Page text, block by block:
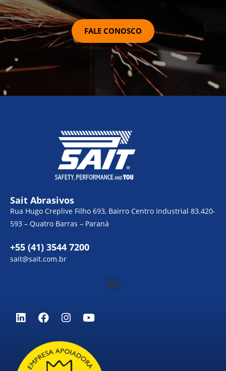
FALE CONOSCO
Sait Abrasivos
Rua Hugo Creplive Filho 693, Bairro Centro Industrial 83.420-
593 – Quatro Barras – Paraná
+55 (41) 3544 7200
sait@sait.com.br
Menu
L
i
e
d
F
a
e
b
o
I
n
t
a
g
Y
o
u
b